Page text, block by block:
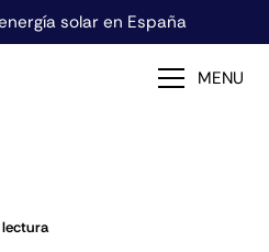
solar en España
MENU